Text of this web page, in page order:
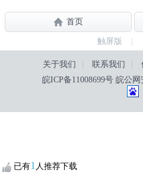
已有1 人推荐下载
首页
触屏版
关于我们 联系我们
皖ICP备11008699号 皖公网